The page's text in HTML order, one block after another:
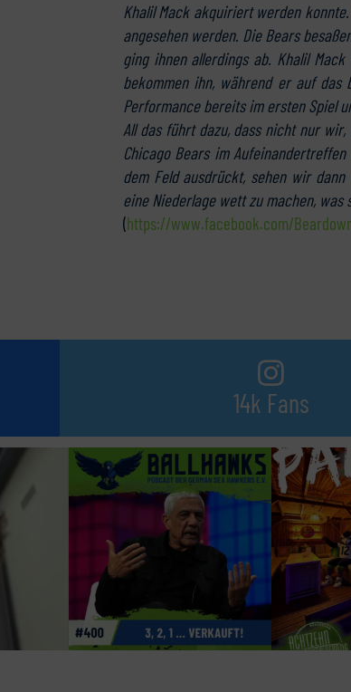
Khalil Mack akquiriert werden
angesehen werden. Die Bears
ging ihnen allerdings ab. Khalil
bekommen ihn, während er auf
Performance bereits im ersten Spiel
All das führt dazu, dass nicht nur
Chicago Bears im
dem Feld ausdrückt, sehen wir
eine Niederlage wett zu machen,
(https://www.facebook.com/
14k Fans